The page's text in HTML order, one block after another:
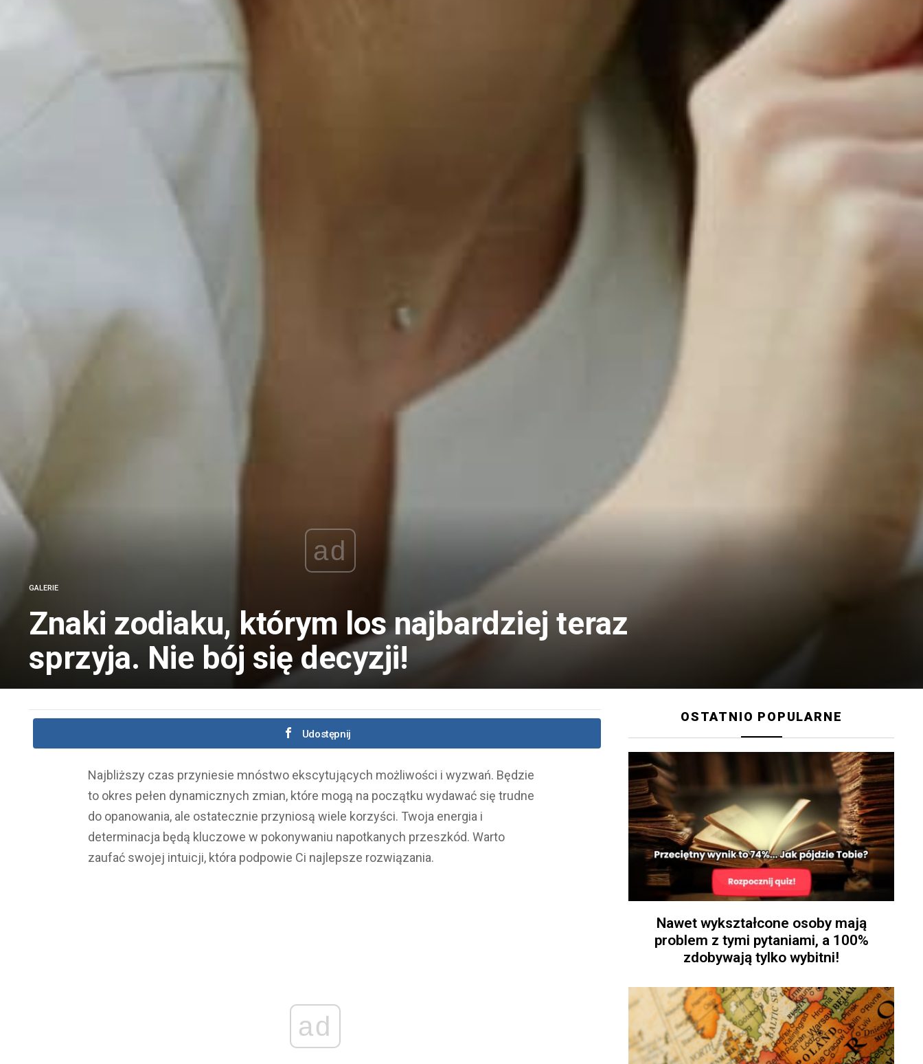
ad
GALERIE
Znaki zodiaku, którym los najbardziej teraz
sprzyja. Nie bój się decyzji!
Udostępnij
Najbliższy czas przyniesie mnóstwo ekscytujących możliwości i wyzwań. Będzie
to okres pełen dynamicznych zmian, które mogą na początku wydawać się trudne
do opanowania, ale ostatecznie przyniosą wiele korzyści. Twoja energia i
determinacja będą kluczowe w pokonywaniu napotkanych przeszkód. Warto
zaufać swojej intuicji, która podpowie Ci najlepsze rozwiązania.
ad
OSTATNIO POPULARNE
Nawet wykształcone osoby mają
problem z tymi pytaniami, a 100%
zdobywają tylko wybitni!